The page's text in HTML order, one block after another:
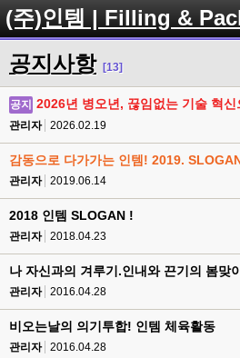
(주)인템 | Filling &
공지사항 [13]
공지 2026년 병오년, 끊임없는 기술 혁
관리자 2026.02.19
감동으로 다가가는 인템! 2019.
관리자 2019.06.14
2018 인템 SLOGAN !
관리자 2018.04.23
나 자신과의 겨루기.인내와 끈기의 봄맞
관리자 2016.04.28
비오는날의 의기투합! 인템 체육활동
관리자 2016.04.28